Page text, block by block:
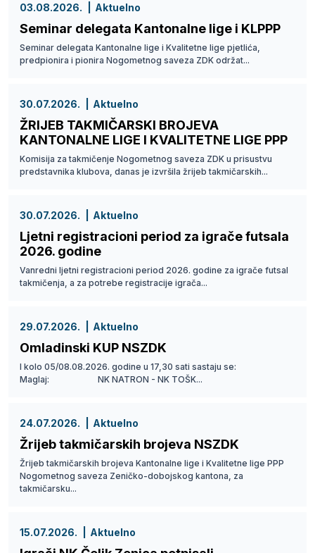
03.08.2026. Aktuelno
Seminar delegata Kantonalne lige i KLPPP
Seminar delegata Kantonalne lige i Kvalitetne lige pjetlića,
predpionira i pionira Nogometnog saveza ZDK održat...
30.07.2026. Aktuelno
ŽRIJEB TAKMIČARSKI BROJEVA
KANTONALNE LIGE I KVALITETNE LIGE PPP
Komisija za takmičenje Nogometnog saveza ZDK u prisustvu
predstavnika klubova, danas je izvršila žrijeb takmičarskih...
30.07.2026. Aktuelno
Ljetni registracioni period za igrače futsala
2026. godine
Vanredni ljetni registracioni period 2026. godine za igrače futsal
takmičenja, a za potrebe registracije igrača...
29.07.2026. Aktuelno
Omladinski KUP NSZDK
I kolo 05/08.08.2026. godine u 17,30 sati sastaju se:
Maglaj: NK NATRON - NK TOŠK...
24.07.2026. Aktuelno
Žrijeb takmičarskih brojeva NSZDK
Žrijeb takmičarskih brojeva Kantonalne lige i Kvalitetne lige PPP
Nogometnog saveza Zeničko-dobojskog kantona, za
takmičarsku...
15.07.2026. Aktuelno